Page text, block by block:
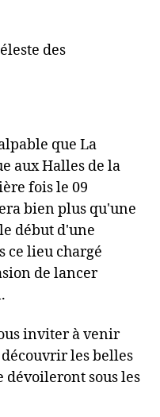
des
que La
aux Halles de la
fois le 09
bien plus qu'une
début d'une
ce lieu chargé
de lancer
inviter à venir
découvrir les belles
dévoileront sous les